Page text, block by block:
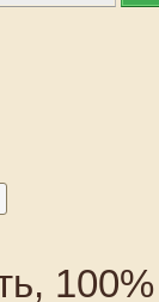
100%